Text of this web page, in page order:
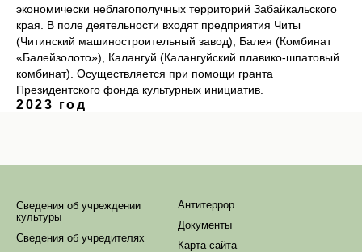
экономически неблагополучных территорий Забайкальского
края. В поле деятельности входят предприятия Читы
(Читинский машиностроительный завод), Балея (Комбинат
«Балейзолото»), Калангуй (Калангуйский плавико-шпатовый
комбинат). Осуществляется при помощи гранта
Президентского фонда культурных инициатив.
2023 год
Карта сайта
Документы
Антитеррор
Сведения об учредителях
Сведения об учреждении
культуры